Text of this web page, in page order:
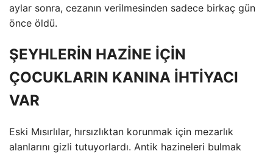
aylar sonra, cezanın verilmesinden sadece birkaç gün
önce öldü.
ŞEYHLERİN HAZİNE İÇİN
ÇOCUKLARIN KANINA İHTİYACI
VAR
Eski Mısırlılar, hırsızlıktan korunmak için mezarlık
alanlarını gizli tutuyorlardı. Antik hazineleri bulmak